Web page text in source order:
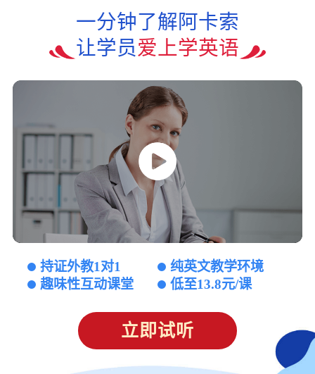
一分钟了解阿卡索
让学员爱上学英语
持证外教1对1
纯英文教学环境
趣味性互动课堂
低至13.8元/课
立即试听